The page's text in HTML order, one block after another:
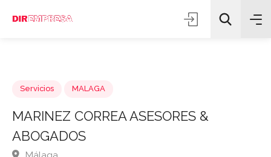
MARINEZ CORREA ASESORES &
ABOGADOS